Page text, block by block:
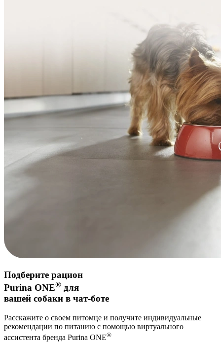
Подберите рацион
Purina ONE® для
вашей собаки в чат-боте
Расскажите о своем питомце и получите индивидуальные
рекомендации по питанию с помощью виртуального
ассистента бренда Purina ONE®